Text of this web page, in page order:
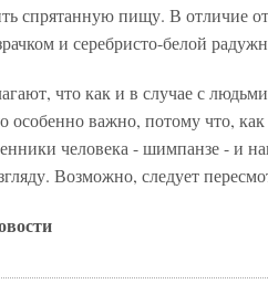
спрятанную пищу. В отличие
и серебристо-белой
что как и в случае с
особенно важно, потому что,
человека - шимпанзе - и
Возможно, следует